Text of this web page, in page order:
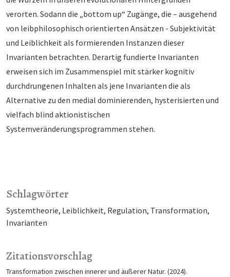
Schlagwörter
Systemtheorie Leiblichkeit Regulation Transformation
Invarianten
Zitationsvorschlag
Transformation zwischen innerer und äußerer Natur. (2024).
verorten. Sodann die „bottom up“ Zugänge, die – ausgehend
von leibphilosophisch orientierten Ansätzen - Subjektivität
und Leiblichkeit als formierenden Instanzen dieser
Invarianten betrachten. Derartig fundierte Invarianten
erweisen sich im Zusammenspiel mit stärker kognitiv
durchdrungenen Inhalten als jene Invarianten die als
Alternative zu den medial dominierenden, hysterisierten und
vielfach blind aktionistischen
Systemveränderungsprogrammen stehen.